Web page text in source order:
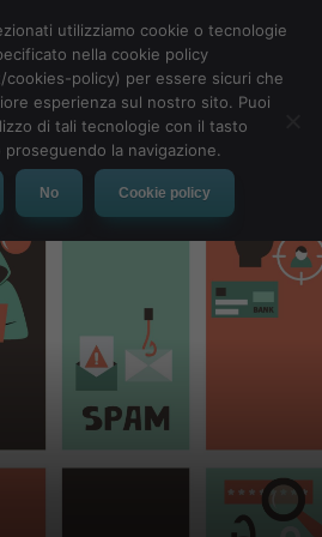
MENU
utilizziamo cookie o tecnologie
nella cookie policy
policy) per essere sicuri che
esperienza sul nostro sito. Puoi
di tali tecnologie con il tasto
la navigazione.
No Cookie policy